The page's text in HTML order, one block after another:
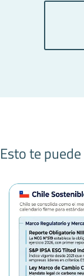
Esto te puede